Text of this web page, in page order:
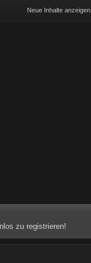
Neue Inhalte anzeigen
zu registrieren!